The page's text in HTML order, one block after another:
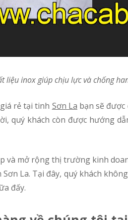
liệu inox giúp chịu lực và chống
giá rẻ tại tinh Sơn La bạn sẽ
quý khách còn được hướng
La. Tại đây, quý khách
đấy.